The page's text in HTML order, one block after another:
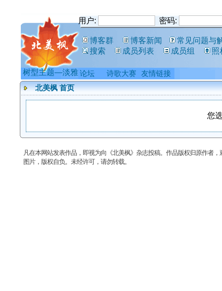
用户: 密码:
博客群 博客新闻
常见问题与
搜索
成员列表 成员组 照
树型主题—淡雅
北美枫 首页
您
凡在本网站发表作品，即视为向《北美枫》杂志投稿。作品版权归原作者
图片，版权自负。未经许可，请勿转载。
论坛 诗歌大赛 友情链接